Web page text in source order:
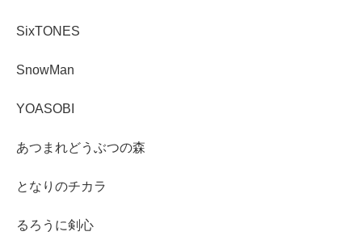
SixTONES
SnowMan
YOASOBI
あつまれどうぶつの森
となりのチカラ
るろうに剣心